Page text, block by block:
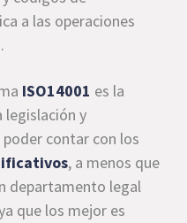
a las operaciones
ISO14001 es la
legislación y
contar con los
, a menos que
departamento legal
que los mejor es